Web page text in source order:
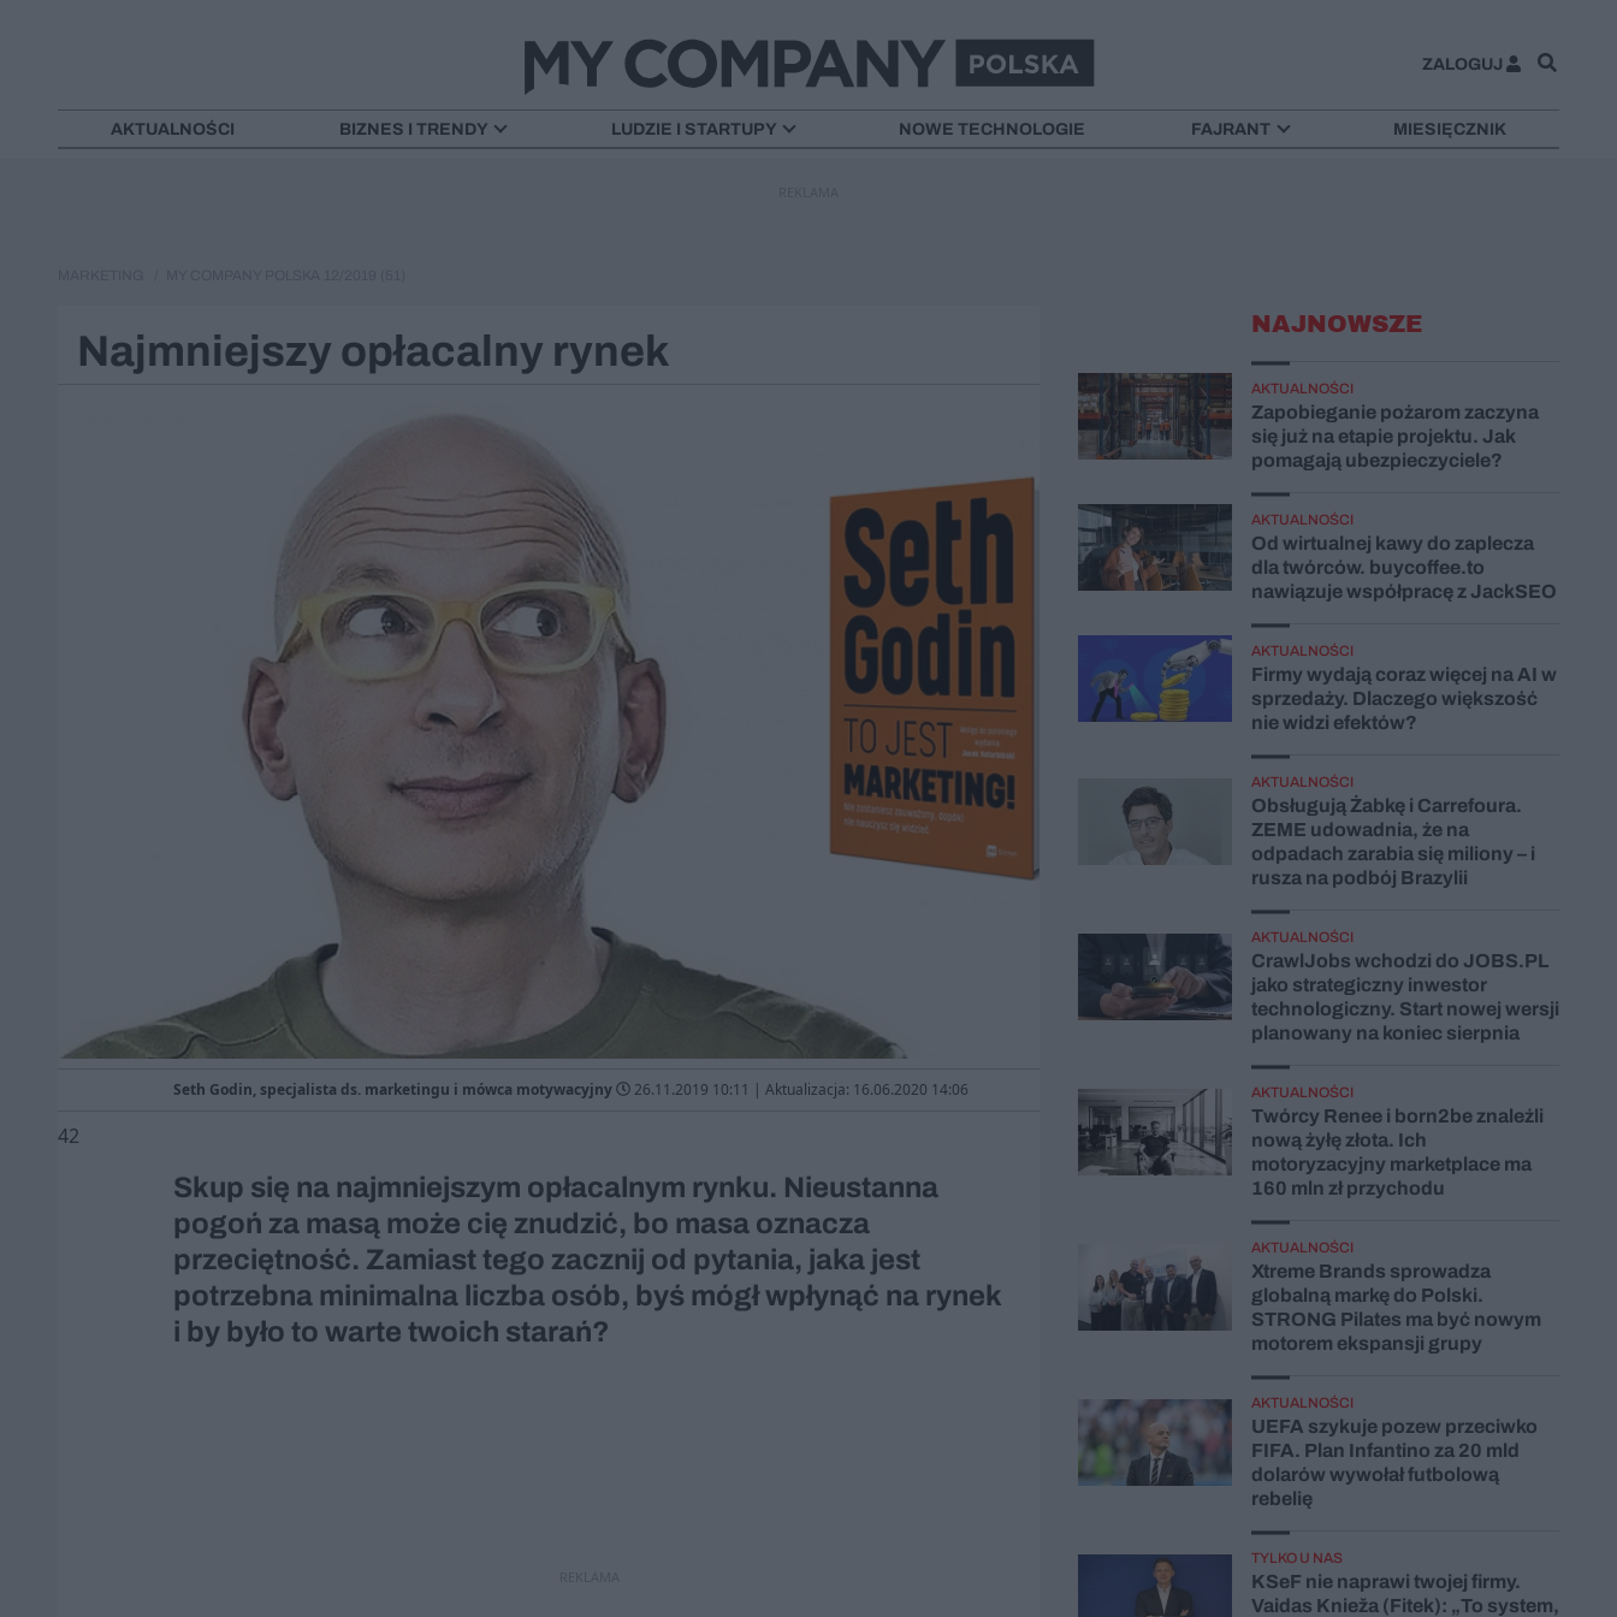
ZALOGUJ
AKTUALNOŚCI BIZNES I TRENDY LUDZIE I STARTUPY NOWE TECHNOLOGIE FAJRANT MIESIĘCZNIK
Najmniejszy opłacalny rynek
Seth Godin, specjalista ds. marketingu i mówca motywacyjny 26.11.2019 10:11 | Aktualizacja: 16.06.2020 14:06
42
Skup się na najmniejszym opłacalnym rynku. Nieustanna
pogoń za masą może cię znudzić, bo masa oznacza
przeciętność. Zamiast tego zacznij od pytania, jaka jest
potrzebna minimalna liczba osób, byś mógł wpłynąć na rynek
i by było to warte twoich starań?
REKLAMA
NAJNOWSZE
AKTUALNOŚCI
Zapobieganie pożarom zaczyna
się już na etapie projektu. Jak
pomagają ubezpieczyciele?
AKTUALNOŚCI
Od wirtualnej kawy do zaplecza
dla twórców. buycoffee.to
nawiązuje współpracę z JackSEO
AKTUALNOŚCI
Firmy wydają coraz więcej na AI w
sprzedaży. Dlaczego większość
nie widzi efektów?
AKTUALNOŚCI
Obsługują Żabkę i Carrefoura.
ZEME udowadnia, że na
odpadach zarabia się miliony – i
rusza na podbój Brazylii
AKTUALNOŚCI
CrawlJobs wchodzi do JOBS.PL
jako strategiczny inwestor
technologiczny. Start nowej wersji
planowany na koniec sierpnia
AKTUALNOŚCI
Twórcy Renee i born2be znaleźli
nową żyłę złota. Ich
motoryzacyjny marketplace ma
160 mln zł przychodu
AKTUALNOŚCI
Xtreme Brands sprowadza
globalną markę do Polski.
STRONG Pilates ma być nowym
motorem ekspansji grupy
AKTUALNOŚCI
UEFA szykuje pozew przeciwko
FIFA. Plan Infantino za 20 mld
dolarów wywołał futbolową
rebelię
TYLKO U NAS
KSeF nie naprawi twojej firmy.
Vaidas Knieža (Fitek): „To system,